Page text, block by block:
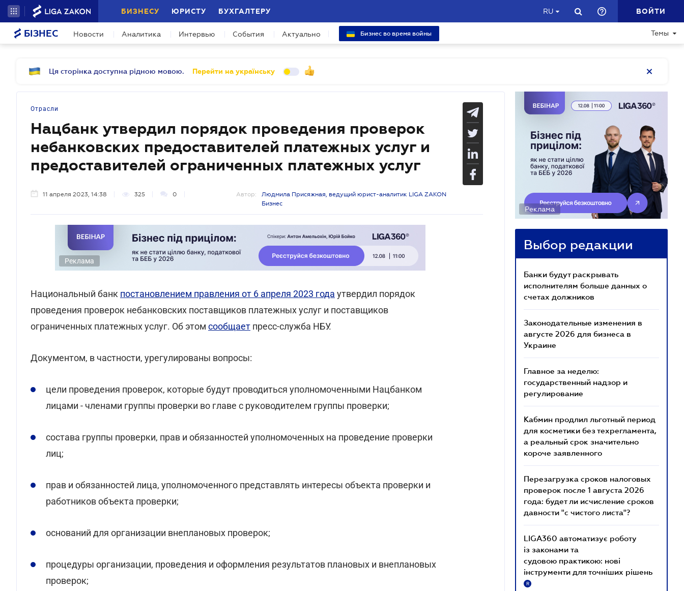
БИЗНЕСУ ЮРИСТУ БУХГАЛТЕРУ RU ВОЙТИ
БІЗНЕС Новости Аналитика Интервью События Актуально Бизнес во время войны Темы
Ця сторінка доступна рідною мовою. Перейти на українську
Отрасли
Нацбанк утвердил порядок проведения проверок
небанковских предоставителей платежных услуг и
предоставителей ограниченных платежных услуг
11 апреля 2023, 14:38 325 0 Автор:
Людмила Присяжная, ведущий юрист-аналитик LIGA ZAKON
Бизнес
Реклама
Национальный банк постановлением правления от 6 апреля 2023 года утвердил порядок
проведения проверок небанковских поставщиков платежных услуг и поставщиков
ограниченных платежных услуг. Об этом сообщает пресс-служба НБУ.
Документом, в частности, урегулированы вопросы:
цели проведения проверок, которые будут проводиться уполномоченными Нацбанком
лицами - членами группы проверки во главе с руководителем группы проверки;
состава группы проверки, прав и обязанностей уполномоченных на проведение проверки
лиц;
прав и обязанностей лица, уполномоченного представлять интересы объекта проверки и
работников объекта проверки;
оснований для организации внеплановых проверок;
процедуры организации, проведения и оформления результатов плановых и внеплановых
проверок;
Реклама
Выбор редакции
Банки будут раскрывать
исполнителям больше данных о
счетах должников
Законодательные изменения в
августе 2026 для бизнеса в
Украине
Главное за неделю:
государственный надзор и
регулирование
Кабмин продлил льготный период
для косметики без техрегламента,
а реальный срок значительно
короче заявленного
Перезагрузка сроков налоговых
проверок после 1 августа 2026
года: будет ли исчисление сроков
давности "с чистого листа"?
LIGA360 автоматизує роботу
із законами та
судовою практикою: нові
інструменти для точніших рішень
R